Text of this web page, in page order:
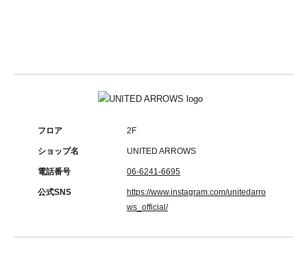
フロア 2F
ショップ名 UNITED ARROWS
電話番号 06-6241-6695
公式SNS
https://www.instagram.com/unitedarro
ws_official/